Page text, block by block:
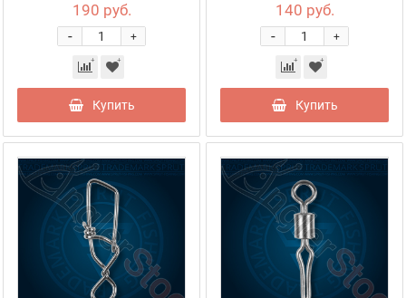
190 руб.
+
-
Купить
140 руб.
+
-
Купить